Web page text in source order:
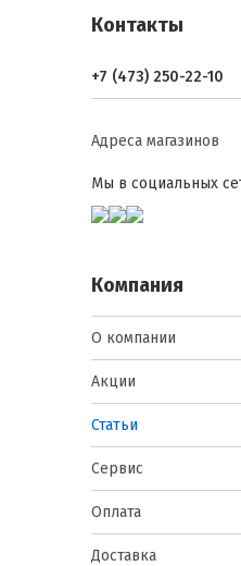
Контакты
+7 (473) 250-22-10
Адреса магазинов
Мы в социальных
Компания
О компании
Акции
Статьи
Сервис
Оплата
Доставка